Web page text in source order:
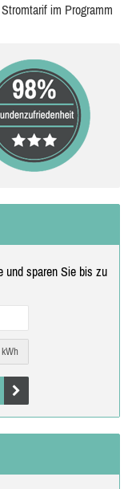
im Programm
und sparen Sie bis zu
kWh